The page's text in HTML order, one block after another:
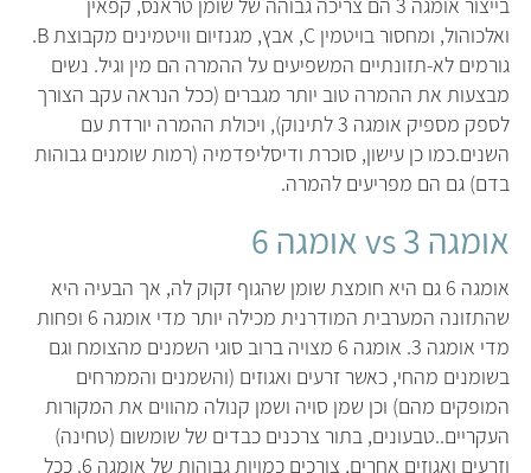
ואלכוהול, ומחסור בויטמין C, אבץ, מגנזיום וויטמינים מקבוצת B.
גורמים לא-תזונתיים המשפיעים על ההמרה הם מין וגיל. נשים
מבצעות את ההמרה טוב יותר מגברים (ככל הנראה עקב הצורך
לספק מספיק אומגה 3 לתינוק), ויכולת ההמרה יורדת עם
השנים.כמו כן עישון, סוכרת ודיסליפדמיה (רמות שומנים גבוהות
בדם) גם הם מפריעים להמרה.
אומגה 3 vs אומגה 6
אומגה 6 גם היא חומצת שומן שהגוף זקוק לה, אך הבעיה היא
שהתזונה המערבית המודרנית מכילה יותר מדי אומגה 6 ופחות
מדי אומגה 3. אומגה 6 מצויה ברוב סוגי השמנים מהצומח וגם
בשומנים מהחי, כאשר זרעים ואגוזים (והשמנים והממרחים
המופקים מהם) וכן שמן סויה ושמן קנולה מהווים את המקורות
העקריים..טבעונים, בתור צרכנים כבדים של שומשום (טחינה)
וזרעים ואגוזים אחרים, צורכים כמויות גבוהות של אומגה 6. ככל